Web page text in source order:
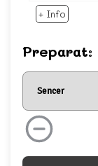
+ Info
Preparat: